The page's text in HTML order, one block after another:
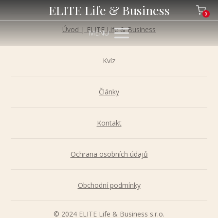
ELITE Life & Business 0
MENU
Úvod | ELITE Life & Business
Kvíz
Články
Kontakt
Ochrana osobních údajů
Obchodní podmínky
© 2024 ELITE Life & Business s.r.o.